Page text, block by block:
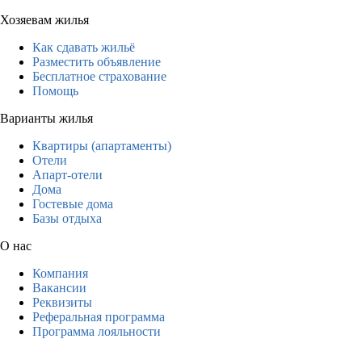
Хозяевам жилья
Как сдавать жильё
Разместить объявление
Бесплатное страхование
Помощь
Варианты жилья
Квартиры (апартаменты)
Отели
Апарт-отели
Дома
Гостевые дома
Базы отдыха
О нас
Компания
Вакансии
Реквизиты
Реферальная программа
Программа лояльности